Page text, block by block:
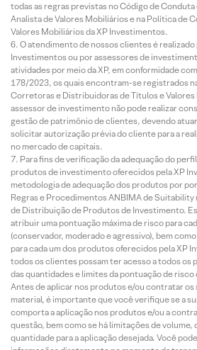
todas as regras previstas no Código de Conduta
Analista de Valores Mobiliários e na Política de
Valores Mobiliários da XP Investimentos.
O atendimento de nossos clientes é realizado
Investimentos ou por assessores de
atividades por meio da XP, em conformidade
178/2023, os quais encontram-se registrados
Corretoras e Distribuidoras de Títulos e Valores
assessor de investimento não pode realizar
gestão de patrimônio de clientes, devendo
solicitar autorização prévia do cliente para a
no mercado de capitais.
Para fins de verificação da adequação do
produtos de investimento oferecidos pela XP
metodologia de adequação dos produtos por
Regras e Procedimentos ANBIMA de Suitability
de Distribuição de Produtos de Investimento.
atribuir uma pontuação máxima de risco para
(conservador, moderado e agressivo), bem
para cada um dos produtos oferecidos pela XP
todos os clientes possam ter acesso a todos
das quantidades e limites da pontuação de risco
Antes de aplicar nos produtos e/ou contratar
material, é importante que você verifique se a
comporta a aplicação nos produtos e/ou a
questão, bem como se há limitações de
quantidade para a aplicação desejada. Você